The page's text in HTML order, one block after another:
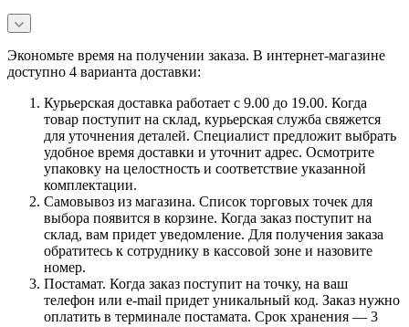
Экономьте время на получении заказа. В интернет-магазине
доступно 4 варианта доставки:
Курьерская доставка работает с 9.00 до 19.00. Когда
товар поступит на склад, курьерская служба свяжется
для уточнения деталей. Специалист предложит выбрать
удобное время доставки и уточнит адрес. Осмотрите
упаковку на целостность и соответствие указанной
комплектации.
Самовывоз из магазина. Список торговых точек для
выбора появится в корзине. Когда заказ поступит на
склад, вам придет уведомление. Для получения заказа
обратитесь к сотруднику в кассовой зоне и назовите
номер.
Постамат. Когда заказ поступит на точку, на ваш
телефон или e-mail придет уникальный код. Заказ нужно
оплатить в терминале постамата. Срок хранения — 3